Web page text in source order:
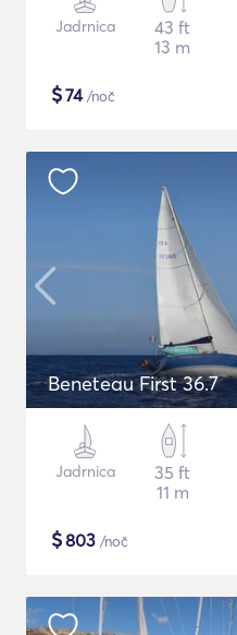
Jadrnica
43 ft
13 m
$74/noč
Beneteau First 36.7
Jadrnica
35 ft
11 m
$803 /noč